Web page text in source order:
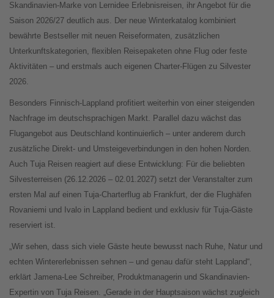
Skandinavien-Marke von Lernidee Erlebnisreisen, ihr Angebot für die
Saison 2026/27 deutlich aus. Der neue Winterkatalog kombiniert
bewährte Bestseller mit neuen Reiseformaten, zusätzlichen
Unterkunftskategorien, flexiblen Reisepaketen ohne Flug oder feste
Aktivitäten – und erstmals auch eigenen Charter-Flügen zu Silvester
2026.
Besonders Finnisch-Lappland profitiert weiterhin von einer steigenden
Nachfrage im deutschsprachigen Markt. Parallel dazu wächst das
Flugangebot aus Deutschland kontinuierlich – unter anderem durch
zusätzliche Direkt- und Umsteigeverbindungen in den hohen Norden.
Auch Tuja Reisen reagiert auf diese Entwicklung: Für die beliebten
Silvesterreisen (26.12.2026 – 02.01.2027) setzt der Veranstalter zum
ersten Mal auf einen Tuja-Charterflug ab Frankfurt, der die Flughäfen
Rovaniemi und Ivalo in Lappland bedient und exklusiv für Tuja-Gäste
reserviert ist.
„Wir sehen, dass sich viele Gäste heute bewusst nach Ruhe, Natur und
echten Wintererlebnissen sehnen – und genau dafür steht Lappland“,
erklärt Jamena-Lee Schreiber, Produktmanagerin und Skandinavien-
Expertin von Tuja Reisen. „Gerade in der Hauptsaison wächst zugleich